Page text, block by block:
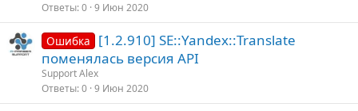
Ответы 0 9 Июн 2020
Ошибка
[1.2.910] SE::Yandex::Translate
поменялась версия API
Support Alex
Ответы 0 9 Июн 2020